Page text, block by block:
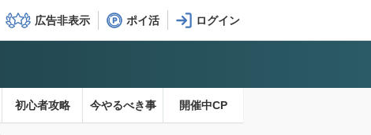
広告非表示 ポイ活
初心者攻略 今やるべき事 開催中CP